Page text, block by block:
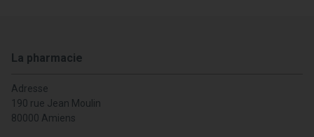
La pharmacie
Adresse
190 rue Jean Moulin
80000 Amiens